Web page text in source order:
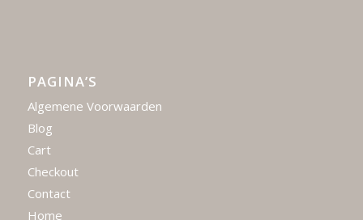
PAGINA’S
Algemene Voorwaarden
Blog
Cart
Checkout
Contact
Home